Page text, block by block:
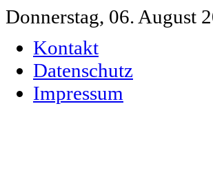
Donnerstag, 06. August
Kontakt
Datenschutz
Impressum